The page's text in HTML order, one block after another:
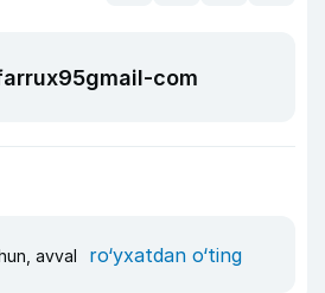
com
avval ro‘yxatdan o‘ting